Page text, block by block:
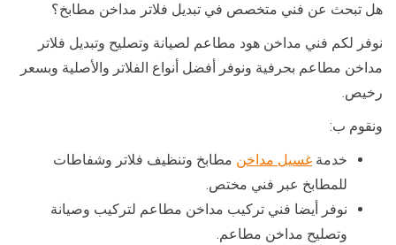
هل تبحث عن فني متخصص في تبديل فلاتر مداخن مطابخ؟
نوفر لكم فني مداخن هود مطاعم لصيانة وتصليح وتبديل فلاتر
مداخن مطاعم بحرفية ونوفر أفضل أنواع الفلاتر والأصلية وبسعر
رخيص.
ونقوم ب:
خدمة غسيل مداخن مطابخ وتنظيف فلاتر وشفاطات
للمطابخ عبر فني مختص.
نوفر أيضا فني تركيب مداخن مطاعم لتركيب وصيانة
وتصليح مداخن مطاعم.